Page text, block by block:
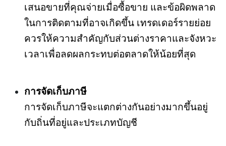
เสนอขายที่คุณจ่ายเมื่อซื้อขาย และข้อผิดพลาด
ในการติดตามที่อาจเกิดขึ้น เทรดเดอร์รายย่อย
ควรให้ความสำคัญกับส่วนต่างราคาและจังหวะ
เวลาเพื่อลดผลกระทบต่อตลาดให้น้อยที่สุด
การจัดเก็บภาษี
การจัดเก็บภาษีจะแตกต่างกันอย่างมากขึ้นอยู่
กับถิ่นที่อยู่และประเภทบัญชี